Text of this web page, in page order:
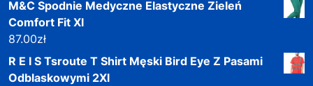
M&C Spodnie Medyczne Elastyczne Zieleń
Comfort Fit Xl
87.00zł
R E I S Tsroute T Shirt Męski Bird Eye Z Pasami
Odblaskowymi 2Xl